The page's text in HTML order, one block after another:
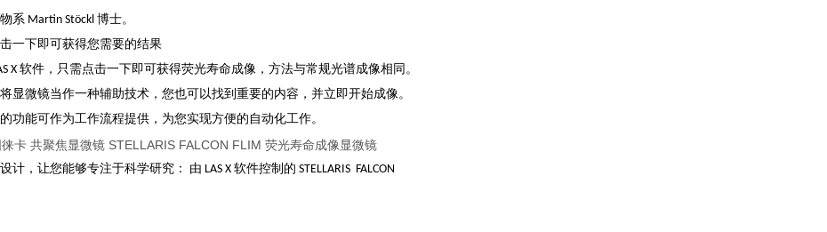
系 Martin Stöckl 博士。
一下即可获得您需要的结果
X 软件，只需点击一下即可获得荧光寿命成像，方法与常规光谱成像相同。
显微镜当作一种辅助技术，您也可以找到重要的内容，并立即开始成像。
功能可作为工作流程提供，为您实现方便的自动化工作。
计，让您能够专注于科学研究： 由 LAS X 软件控制的 STELLARIS FALCON